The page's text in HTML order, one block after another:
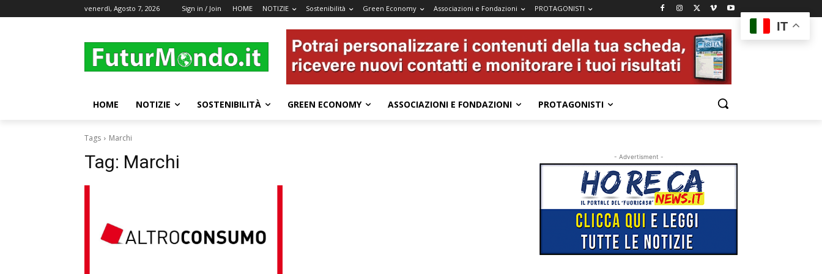
venerdì, Agosto 7, 2026 Sign in / Join HOME NOTIZIE Sostenibilità Green Economy Associazioni e Fondazioni PROTAGONISTI
HOME NOTIZIE SOSTENIBILITÀ GREEN ECONOMY ASSOCIAZIONI E FONDAZIONI PROTAGONISTI
Tags Marchi
Tag: Marchi - Advertisment -
IT